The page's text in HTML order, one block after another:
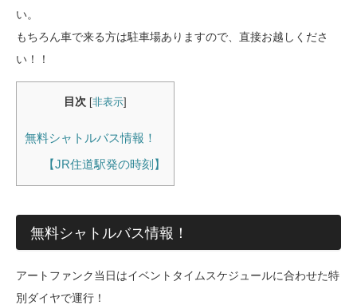
い。
もちろん車で来る方は駐車場ありますので、直接お越しくださ
い！！
目次 [非表示]
無料シャトルバス情報！
【JR住道駅発の時刻】
無料シャトルバス情報！
アートファンク当日はイベントタイムスケジュールに合わせた特
別ダイヤで運行！